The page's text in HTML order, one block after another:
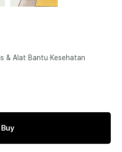
& Alat Bantu Kesehatan
Buy